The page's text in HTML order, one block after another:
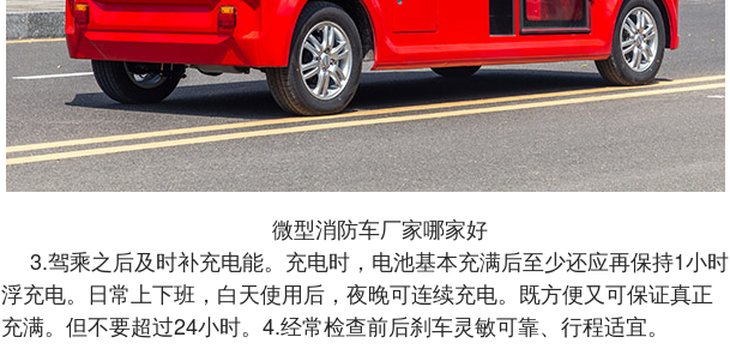
微型消防车厂家哪家好
3.驾乘之后及时补充电能。充电时，电池基本充满后至少还应再保持1小时
浮充电。日常上下班，白天使用后，夜晚可连续充电。既方便又可保证真正
充满。但不要超过24小时。4.经常检查前后刹车灵敏可靠、行程适宜。